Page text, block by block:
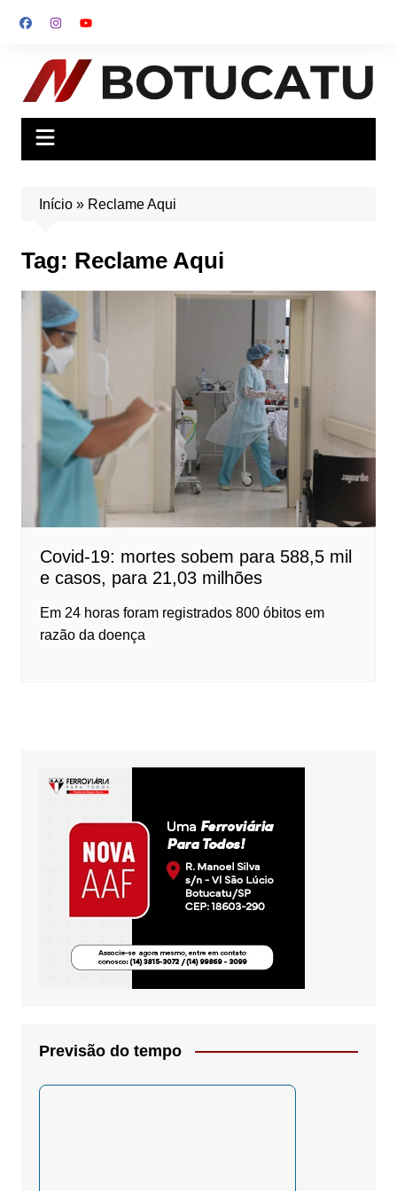
para
conteúdo
Início» Reclame Aqui
Tag: Reclame Aqui
Covid-19: mortes sobem para 588,5 mil
e casos, para 21,03 milhões
Em 24 horas foram registrados 800 óbitos em
razão da doença
Previsão do tempo